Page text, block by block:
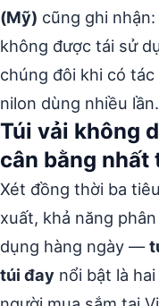
(Mỹ) cũng ghi
không được tái sử
chúng đôi khi có
nilon dùng nhiều lần.
Túi vải không
cân bằng
Xét đồng thời ba
xuất, khả năng
dụng hàng ngày —
túi đay nổi bật là